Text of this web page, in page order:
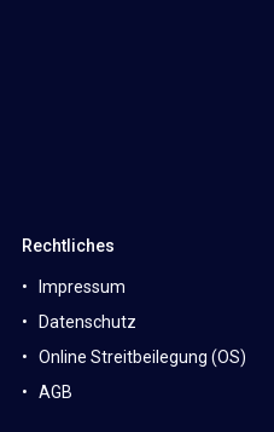
Rechtliches
Impressum
Datenschutz
Online Streitbeilegung (OS)
AGB